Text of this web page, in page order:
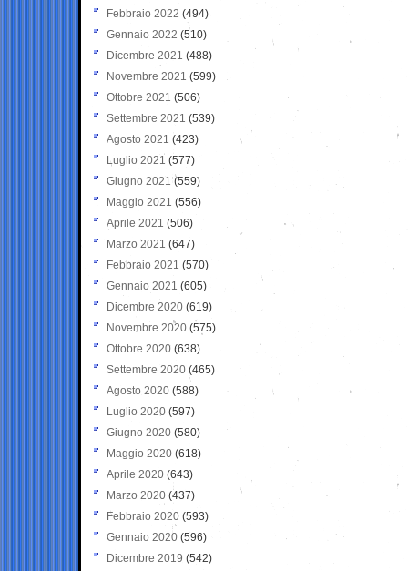
Febbraio 2022 (494)
Gennaio 2022 (510)
Dicembre 2021 (488)
Novembre 2021 (599)
Ottobre 2021 (506)
Settembre 2021 (539)
Agosto 2021 (423)
Luglio 2021 (577)
Giugno 2021(559)
Maggio 2021 (556)
Aprile 2021 (506)
Marzo 2021 (647)
Febbraio 2021 (570)
Gennaio 2021 (605)
Dicembre 2020 (619)
Novembre 2020 (575)
Ottobre 2020 (638)
Settembre 2020(465)
Agosto 2020 (588)
Luglio 2020 (597)
Giugno 2020 (580)
Maggio 2020 (618)
Aprile 2020 (643)
Marzo 2020 (437)
Febbraio 2020 (593)
Gennaio 2020 (596)
Dicembre 2019 (542)